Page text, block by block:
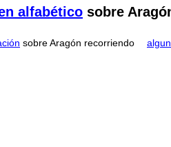
alfabético sobre
sobre Aragón recorriendo